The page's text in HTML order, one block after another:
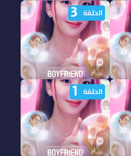
مشاهدة مسلسل
Boyfriend on Demand
الحلقة 5 مترجمة
مشاهدة مسلسل
Boyfriend on Demand
الحلقة 3 مترجمة
الحلقة 3
الحلقة 1